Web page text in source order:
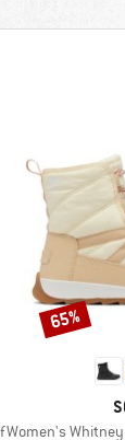
Artikel
Women's Whitney II
Rabatt
65%